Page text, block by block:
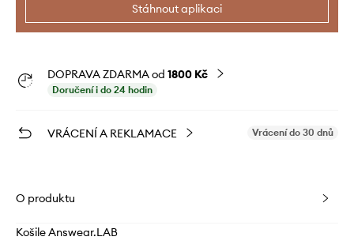
Stáhnout aplikaci
DOPRAVA ZDARMA od 1800 Kč
Doručení i do 24 hodin
VRÁCENÍ A REKLAMACE Vrácení do 30 dnů
O produktu
Košile Answear.LAB